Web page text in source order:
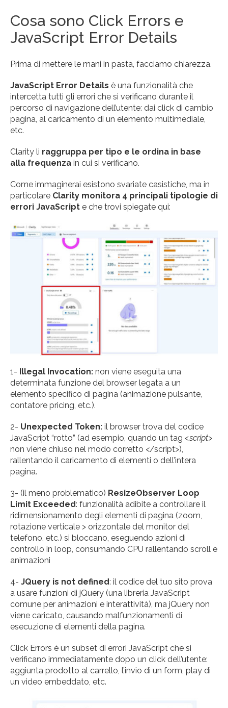
Cosa sono Click Errors e
JavaScript Error Details
Prima di mettere le mani in pasta, facciamo chiarezza.
JavaScript Error Details è una funzionalità che
intercetta tutti gli errori che si verificano durante il
percorso di navigazione dell’utente: dai click di cambio
pagina, al caricamento di un elemento multimediale,
etc.
Clarity li raggruppa per tipo e le ordina in base
alla frequenza in cui si verificano.
Come immaginerai esistono svariate casistiche, ma in
particolare Clarity monitora 4 principali tipologie di
errori JavaScript e che trovi spiegate qui:
1- Illegal Invocation: non viene eseguita una
determinata funzione del browser legata a un
elemento specifico di pagina (animazione pulsante,
contatore pricing, etc.).
2- Unexpected Token: il browser trova del codice
JavaScript “rotto” (ad esempio, quando un tag <script>
non viene chiuso nel modo corretto </script>),
rallentando il caricamento di elementi o dell’intera
pagina.
3- (il meno problematico) ResizeObserver Loop
Limit Exceeded: funzionalità adibite a controllare il
ridimensionamento degli elementi di pagina (zoom,
rotazione verticale > orizzontale del monitor del
telefono, etc.) si bloccano, eseguendo azioni di
controllo in loop, consumando CPU rallentando scroll e
animazioni
4- JQuery is not defined: il codice del tuo sito prova
a usare funzioni di jQuery (una libreria JavaScript
comune per animazioni e interattività), ma jQuery non
viene caricato, causando malfunzionamenti di
esecuzione di elementi della pagina.
Click Errors è un subset di errori JavaScript che si
verificano immediatamente dopo un click dell’utente:
aggiunta prodotto al carrello, l’invio di un form, play di
un video embeddato, etc.